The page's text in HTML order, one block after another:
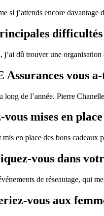
si j’attends encore
j’ai dû trouver une
Assurances vous
long de l’année. Pierre
vous mises en
mis en place des bons
vous dans
de réseautage, qui
vous aux